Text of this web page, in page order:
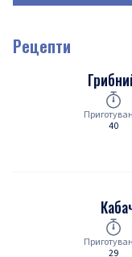
Рецепти
40
29